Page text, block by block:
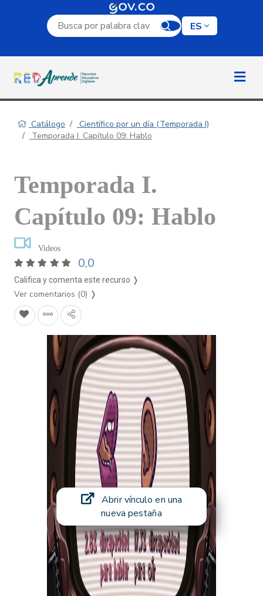
Campo de búsqueda por palabra clave
ES
Catálogo
Científico por un día (Temporada I)
Temporada I. Capítulo 09: Hablo
Temporada I.
Capítulo 09: Hablo
Videos
0,0
Califica y comenta este recurso ❭
Ver comentarios (0) ❭
Abrir vínculo en una
nueva pestaña